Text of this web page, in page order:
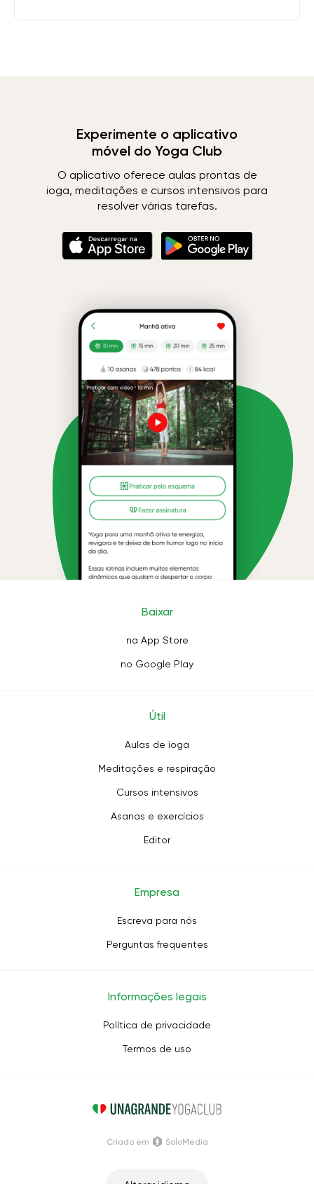
Experimente o aplicativo
móvel do Yoga Club
O aplicativo oferece aulas prontas de
ioga, meditações e cursos intensivos para
resolver várias tarefas.
Baixar
na App Store
no Google Play
Útil
Aulas de ioga
Meditações e respiração
Cursos intensivos
Asanas e exercícios
Editor
Empresa
Escreva para nós
Perguntas frequentes
Informações legais
Política de privacidade
Termos de uso
Criado em SoloMedia